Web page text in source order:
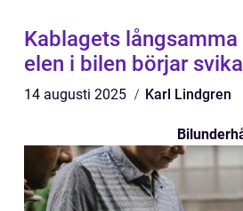
Kablagets
elen i bilen börjar svika
14 augusti 2025 Karl Lindgren